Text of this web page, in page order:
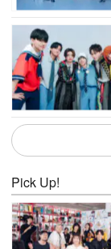
Pick Up!